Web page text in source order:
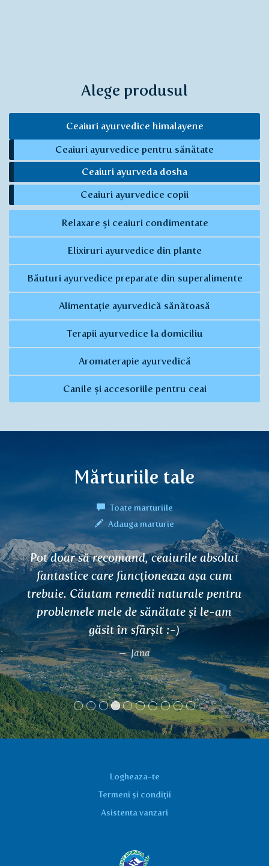
Alege produsul
Ceaiuri ayurvedice himalayene
Ceaiuri ayurvedice pentru sănătate
Ceaiuri ayurveda dosha
Ceaiuri ayurvedice copii
Relaxare și ceaiuri condimentate
Elixiruri ayurvedice din plante
Băuturi ayurvedice preparate din superalimente
Alimentație ayurvedică sănătoasă
Terapii ayurvedice la domiciliu
Aromaterapie ayurvedică
Canile și accesoriile pentru ceai
Mărturiile tale
Toate marturiile
Adauga marturie
Pot doar să recomand, ceaiurile absolut
fantastice care funcționeaza așa cum
trebuie. Căutam remedii naturale pentru
problemele mele de sănătate și le-am
găsit în sfârșit :-)
Jana
Logheaza-te
Termeni și condiții
Asistenta vanzari